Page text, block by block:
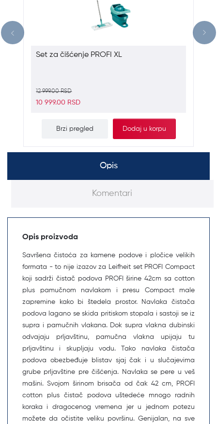
Set za čišćenje PROFI XL
12 999.00 RSD
10 999.00 RSD
Brzi pregled Dodaj u korpu
Komentari
Opis
Opis proizvoda
Savršena čistoća za kamene podove i pločice velikih
formata - to nije izazov za Leifheit set PROFI Compact
koji sadrži čistač podova PROFI širine 42cm sa cotton
plus pamučnom navlakom i presu Compact male
zapremine kako bi štedela prostor. Navlaka čistača
podova lagano se skida pritiskom stopala i sastoji se iz
supra i pamučnih vlakana. Dok supra vlakna dubinski
odvajaju prljavštinu, pamučna vlakna upijaju tu
prljavštinu i skupljaju vodu. Tako navlaka čistača
podova obezbeđuje blistav sjaj čak i u slučajevima
grube prljavštine pre čišćenja. Navlaka se pere u veš
mašini. Svojom širinom brisača od čak 42 cm, PROFI
cotton plus čistač podova uštedeće mnogo radnih
koraka i dragocenog vremena jer u jednom potezu
možete da očistite veliku površinu. Genijalan, na sve